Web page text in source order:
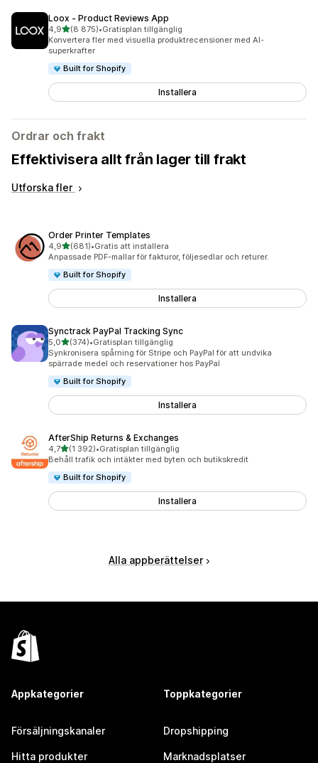
Loox ‑ Product Reviews App
4,9av 5 stjärnor
(8 875)
8875 recensioner totalt
•Gratisplan tillgänglig
Konvertera fler med visuella produktrecensioner med AI-
superkrafter
Built for Shopify
Installera
Ordrar och frakt
Effektivisera allt från lager till frakt
Utforska fler
Order Printer Templates
4,9av 5 stjärnor
(681)
681 recensioner totalt
•Gratis att installera
Anpassade PDF-mallar för fakturor, följesedlar och returer.
Built for Shopify
Installera
Synctrack PayPal Tracking Sync
5,0av 5 stjärnor
(374)
374 recensioner totalt
•Gratisplan tillgänglig
Synkronisera spårning för Stripe och PayPal för att undvika
spärrade medel och reservationer hos PayPal
Built for Shopify
Installera
AfterShip Returns & Exchanges
4,7av 5 stjärnor
(1 392)
1392 recensioner totalt
•Gratisplan tillgänglig
Behåll trafik och intäkter med byten och butikskredit
Built for Shopify
Installera
Alla appberättelser
Appkategorier
Försäljningskanaler
Hitta produkter
Toppkategorier
Dropshipping
Marknadsplatser